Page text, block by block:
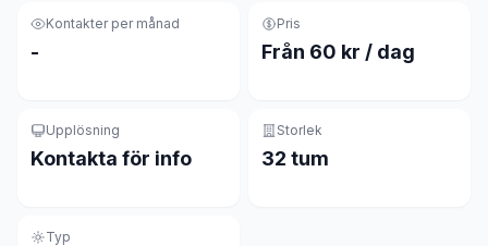
Kontakter per månad
-
Pris
Från 60 kr / dag
Upplösning
Kontakta för info
Storlek
32 tum
Typ